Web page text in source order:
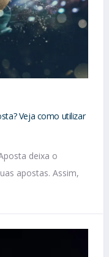
Veja como utilizar
deixa o
apostas. Assim,